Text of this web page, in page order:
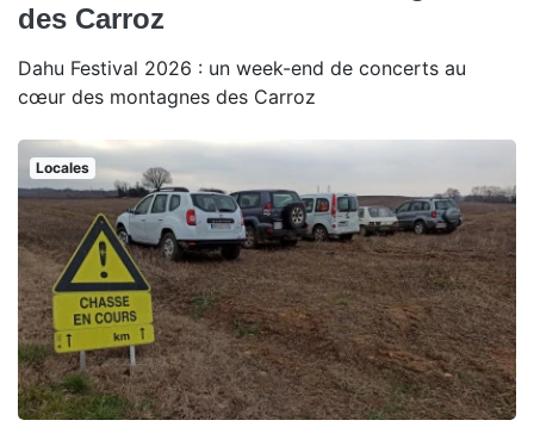
des Carroz
Dahu Festival 2026 : un week-end de concerts au
cœur des montagnes des Carroz
Locales